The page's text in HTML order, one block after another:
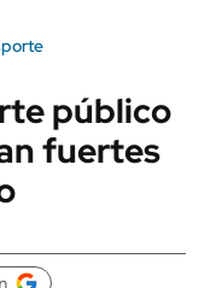
público
fuertes